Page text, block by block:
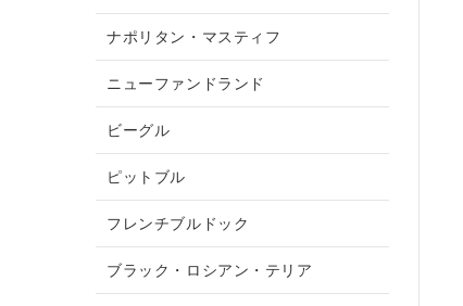
ナポリタン・マスティフ
ニューファンドランド
ビーグル
ピットブル
フレンチブルドック
ブラック・ロシアン・テリア